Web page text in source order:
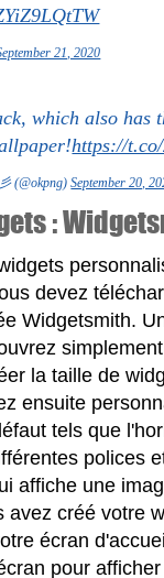
21, 2020
which also has
https://
(@okpng)September 20,
:
devez
Widgetsmith.
la taille de
ensuite
tels que
polices
affiche une
avez créé votre
écran
pour